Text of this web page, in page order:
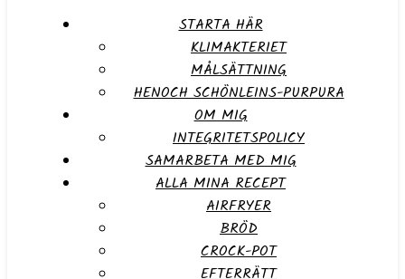
STARTA HÄR
KLIMAKTERIET
MÅLSÄTTNING
HENOCH SCHÖNLEINS-PURPURA
OM MIG
INTEGRITETSPOLICY
SAMARBETA MED MIG
ALLA MINA RECEPT
AIRFRYER
BRÖD
CROCK-POT
EFTERRÄTT